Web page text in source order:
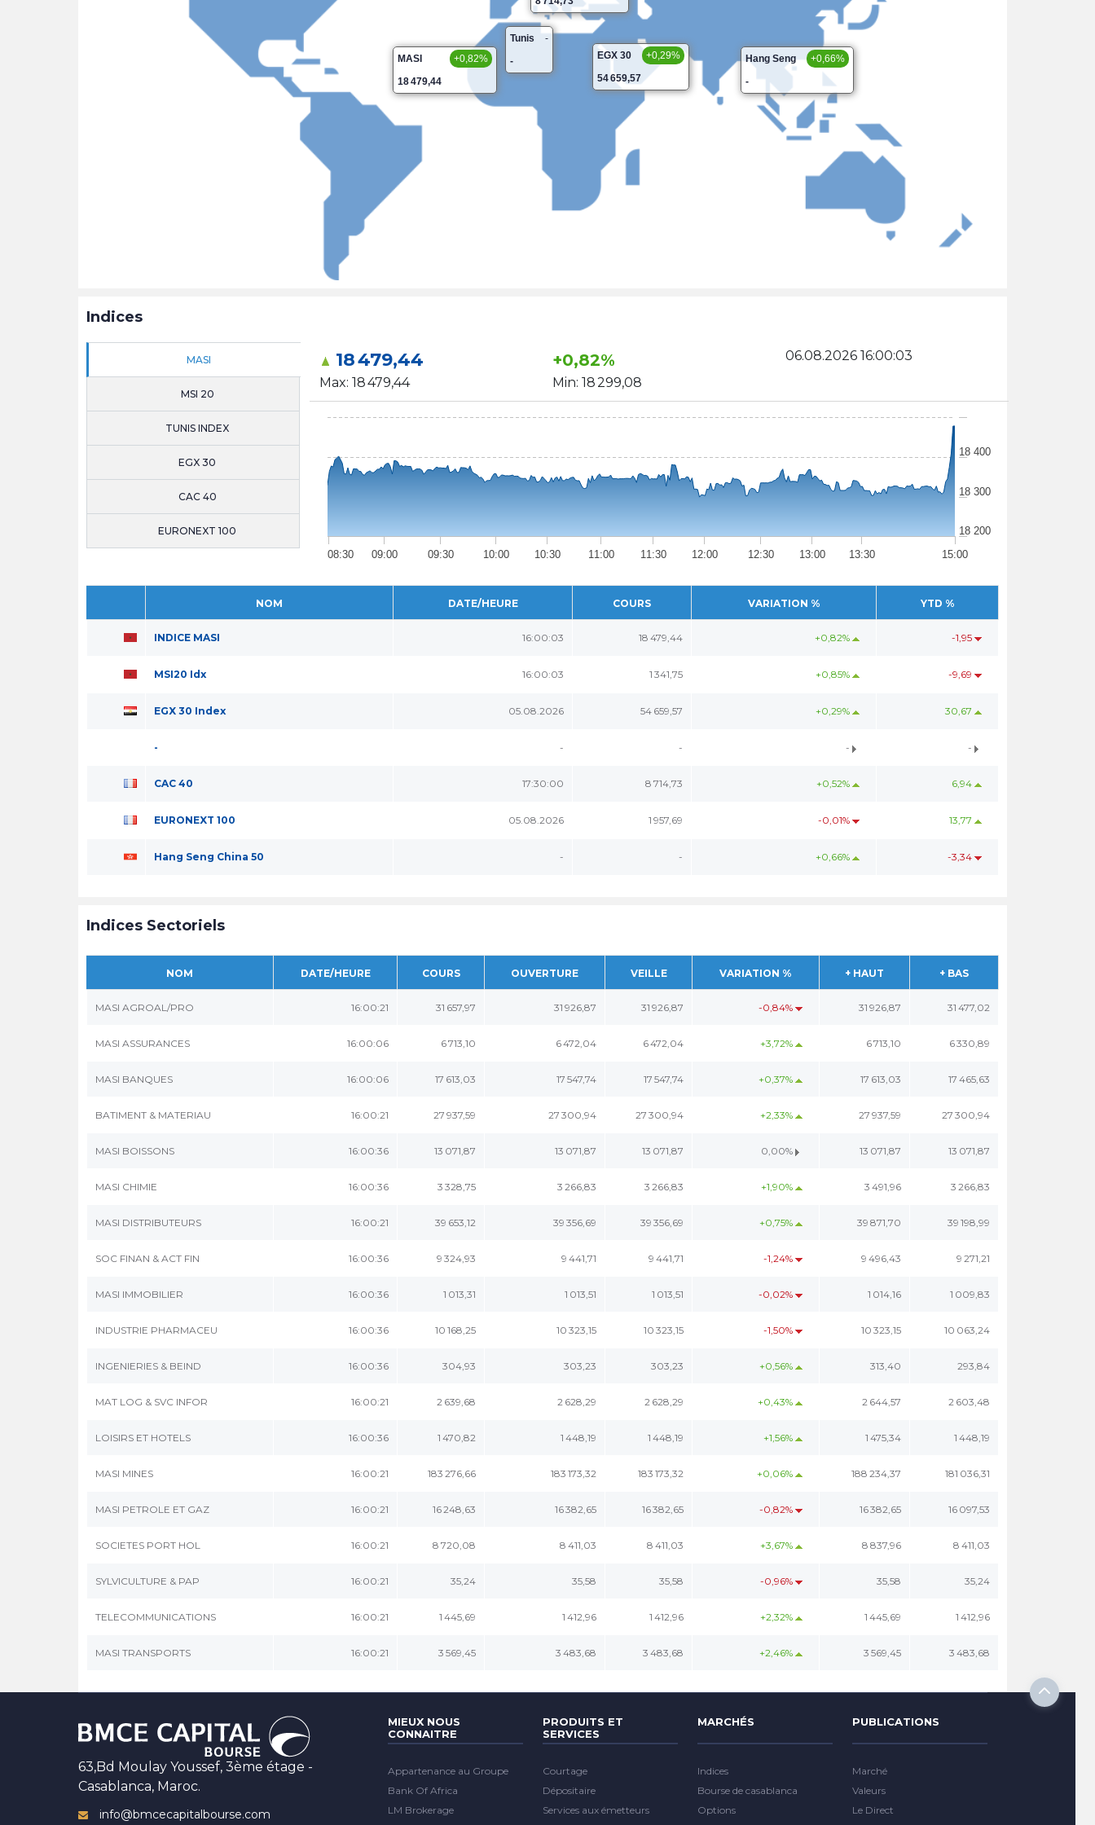
MASI
+0,82%
18 479,44
Hang Seng
+0,66%
-
Tunis
-
-
EGX 30
+0,29%
54 659,57
Indices
MASI
MSI 20
TUNIS INDEX
EGX 30
CAC 40
EURONEXT 100
18 479,44
Max: 18 479,44
+0,82%
Min: 18 299,08
06.08.2026 16:00:03
08:30 09:00 09:30 10:00 10:30 11:00 11:30 12:00 12:30 13:00 13:30 15:00
18 200
18 300
18 400
NOM DATE/HEURE COURS VARIATION % YTD %
INDICE MASI 16:00:03 18 479,44 +0,82% -1,95
MSI20 Idx 16:00:03 1 341,75 +0,85% -9,69
EGX 30 Index 05.08.2026 54 659,57 +0,29% 30,67
- - - - -
CAC 40 17:30:00 8 714,73 +0,52% 6,94
EURONEXT 100 05.08.2026 1 957,69 -0,01% 13,77
Hang Seng China 50 - - +0,66% -3,34
Indices Sectoriels
NOM DATE/HEURE COURS OUVERTURE VEILLE VARIATION % + HAUT + BAS
MASI AGROAL/PRO 16:00:21 31 657,97 31 926,87 31 926,87 -0,84% 31 926,87 31 477,02
MASI ASSURANCES 16:00:06 6 713,10 6 472,04 6 472,04 +3,72% 6 713,10 6 330,89
MASI BANQUES 16:00:06 17 613,03 17 547,74 17 547,74 +0,37% 17 613,03 17 465,63
BATIMENT & MATERIAU 16:00:21 27 937,59 27 300,94 27 300,94 +2,33% 27 937,59 27 300,94
MASI BOISSONS 16:00:36 13 071,87 13 071,87 13 071,87 0,00% 13 071,87 13 071,87
MASI CHIMIE 16:00:36 3 328,75 3 266,83 3 266,83 +1,90% 3 491,96 3 266,83
MASI DISTRIBUTEURS 16:00:21 39 653,12 39 356,69 39 356,69 +0,75% 39 871,70 39 198,99
SOC FINAN & ACT FIN 16:00:36 9 324,93 9 441,71 9 441,71 -1,24% 9 496,43 9 271,21
MASI IMMOBILIER 16:00:36 1 013,31 1 013,51 1 013,51 -0,02% 1 014,16 1 009,83
INDUSTRIE PHARMACEU 16:00:36 10 168,25 10 323,15 10 323,15 -1,50% 10 323,15 10 063,24
INGENIERIES & BEIND 16:00:36 304,93 303,23 303,23 +0,56% 313,40 293,84
MAT LOG & SVC INFOR 16:00:21 2 639,68 2 628,29 2 628,29 +0,43% 2 644,57 2 603,48
LOISIRS ET HOTELS 16:00:36 1 470,82 1 448,19 1 448,19 +1,56% 1 475,34 1 448,19
MASI MINES 16:00:21 183 276,66 183 173,32 183 173,32 +0,06% 188 234,37 181 036,31
MASI PETROLE ET GAZ 16:00:21 16 248,63 16 382,65 16 382,65 -0,82% 16 382,65 16 097,53
SOCIETES PORT HOL 16:00:21 8 720,08 8 411,03 8 411,03 +3,67% 8 837,96 8 411,03
SYLVICULTURE & PAP 16:00:21 35,24 35,58 35,58 -0,96% 35,58 35,24
TELECOMMUNICATIONS 16:00:21 1 445,69 1 412,96 1 412,96 +2,32% 1 445,69 1 412,96
MASI TRANSPORTS 16:00:21 3 569,45 3 483,68 3 483,68 +2,46% 3 569,45 3 483,68
63,Bd Moulay Youssef, 3ème étage -
Casablanca, Maroc.
info@bmcecapitalbourse.com
MIEUX NOUS
CONNAITRE
Appartenance au Groupe
Bank Of Africa
LM Brokerage
PRODUITS ET
SERVICES
Courtage
Dépositaire
Services aux émetteurs
MARCHÉS
Indices
Bourse de casablanca
Options
PUBLICATIONS
Marché
Valeurs
Le Direct